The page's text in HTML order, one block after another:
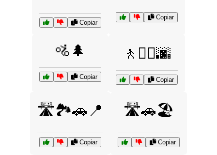
Copiar
Copiar
🚵🌲
Copiar
🚶🚶‍♀️🌆
Copiar
🛣️🏞️🚗📍
Copiar
🛣️🚗🏖️
Copiar